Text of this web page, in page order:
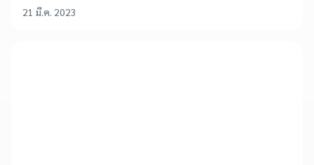
21 มี.ค. 2023